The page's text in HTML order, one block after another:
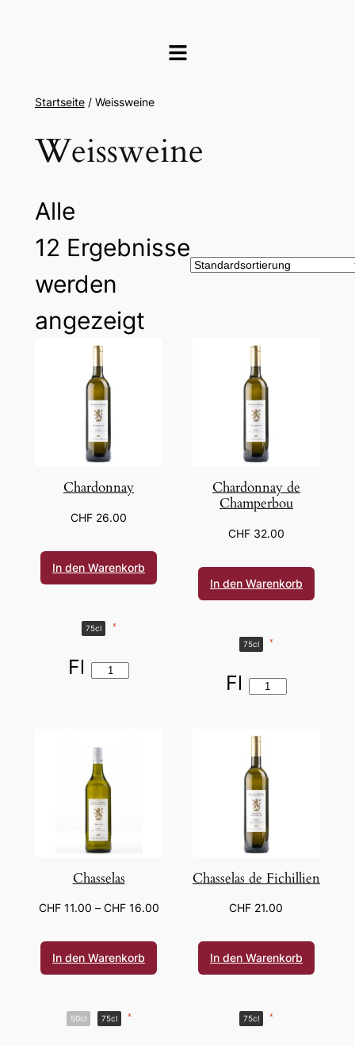
Startseite/ Weissweine
Weissweine
Alle
12 Ergebnisse
werden
angezeigt
Chardonnay
CHF 26.00
In den Warenkorb
75cl *
Fl
Chardonnay de
Champerbou
CHF32.00
In den Warenkorb
75cl *
Fl
Chasselas
CHF11.00 – CHF16.00
In den Warenkorb
50cl 75cl *
Chasselas de Fichillien
CHF 21.00
In den Warenkorb
75cl *